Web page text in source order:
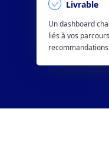
Livrable
Un dashboard
liés à vos
recommandations